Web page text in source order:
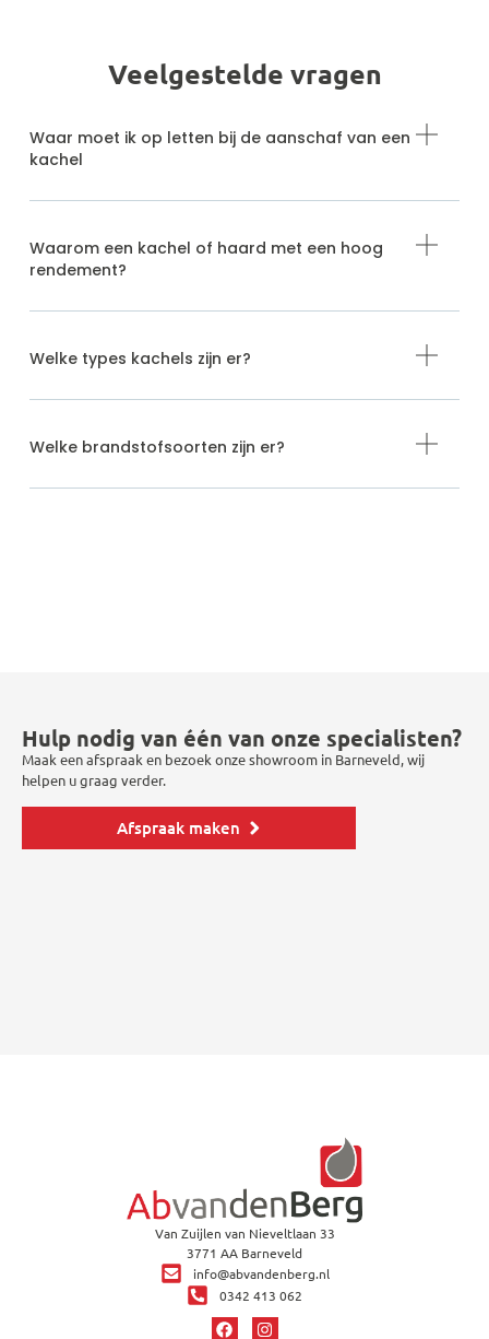
Veelgestelde vragen
Waar moet ik op letten bij de aanschaf van een
kachel
Waarom een kachel of haard met een hoog
rendement?
Welke types kachels zijn er?
Welke brandstofsoorten zijn er?
Hulp nodig van één van onze specialisten?
Maak een afspraak en bezoek onze showroom in Barneveld, wij
helpen u graag verder.
Afspraak maken
Van Zuijlen van Nieveltlaan 33
3771 AA Barneveld
info@abvandenberg.nl
0342 413 062